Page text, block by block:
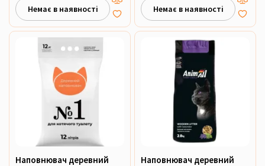
Немає в наявності Немає в наявності
Наповнювач деревний
Наповнювач деревний